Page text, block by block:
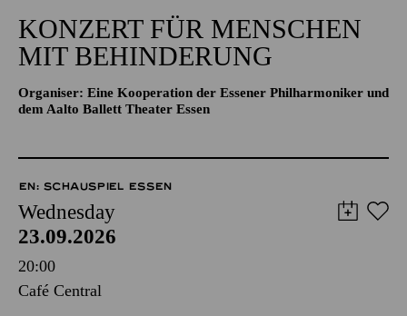
KONZERT FÜR MENSCHEN
MIT BEHINDERUNG
Organiser: Eine Kooperation der Essener Philharmoniker und
dem Aalto Ballett Theater Essen
EN: SCHAUSPIEL ESSEN
Wednesday
23.09.2026
20:00
Café Central